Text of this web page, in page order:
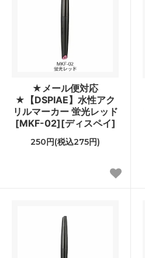
★メール便対応
★【DSPIAE】水性アク
リルマーカー 蛍光レッド
[MKF-02][ディスペイ]
250円(税込275円)